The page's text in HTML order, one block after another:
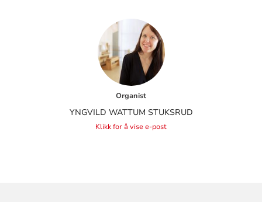
Organist
YNGVILD WATTUM STUKSRUD
Klikk for å vise e-post